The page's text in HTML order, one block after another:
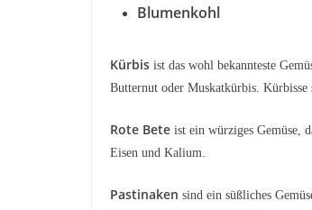
Blumenkohl
Kürbis ist das wohl bekannteste
Butternut oder Muskatkürbis.
Rote Bete ist ein würziges Gemüse,
Eisen und Kalium.
Pastinaken sind ein süßliches